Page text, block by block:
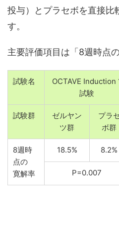
投与）とプラセボを直接
す。
主要評価項目は「8週時点
試験名
OCTAVE Induction
試験
試験群
ゼルヤン
ツ群
プラ
ボ群
8週時
点の
寛解率
18.5% 8.2%
P=0.007